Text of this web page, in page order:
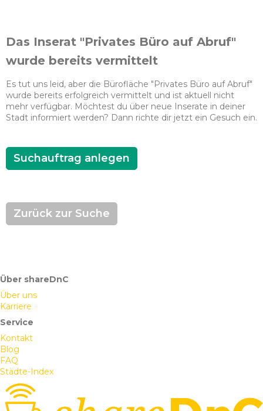
Das Inserat "Privates Büro auf Abruf"
wurde bereits vermittelt
Es tut uns leid, aber die Bürofläche "Privates Büro auf Abruf"
wurde bereits erfolgreich vermittelt und ist aktuell nicht
mehr verfügbar. Möchtest du über neue Inserate in deiner
Stadt informiert werden? Dann richte dir jetzt ein Gesuch ein.
Suchauftrag anlegen
Zurück zur Suche
Über shareDnC
Über uns
Karriere
Service
Kontakt
Blog
FAQ
Städte-Index